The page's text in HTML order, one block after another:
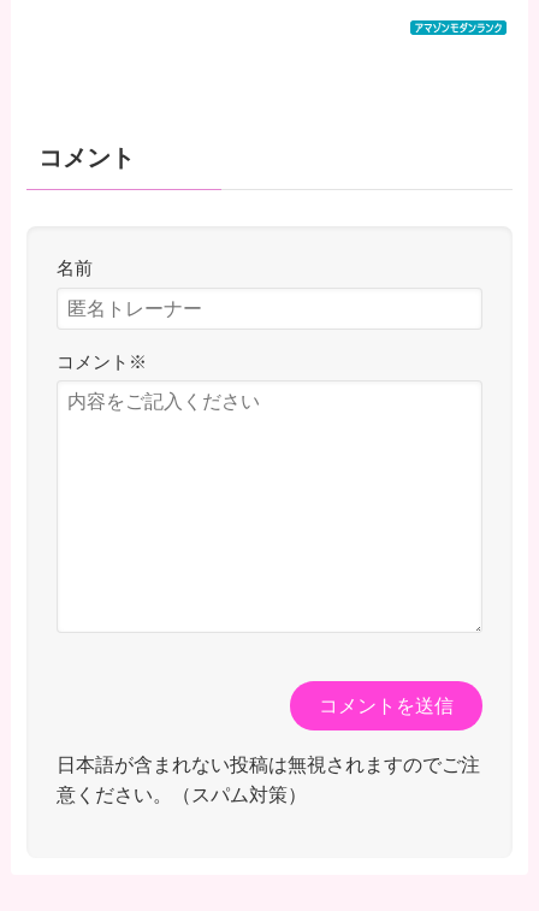
コメント
名前
コメント ※
日本語が含まれない投稿は無視されますのでご注
意ください。（スパム対策）